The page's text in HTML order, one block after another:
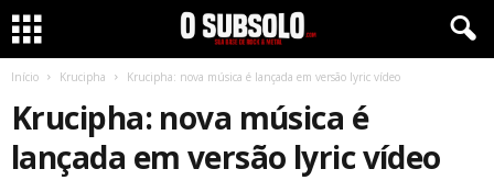
Início Krucipha Krucipha: nova música é lançada em versão lyric vídeo
Krucipha: nova música é
lançada em versão lyric vídeo